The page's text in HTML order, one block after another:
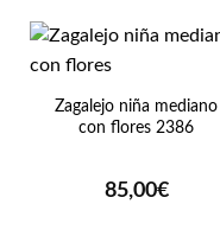
Zagalejo niña mediano
con flores 2386
85,00€